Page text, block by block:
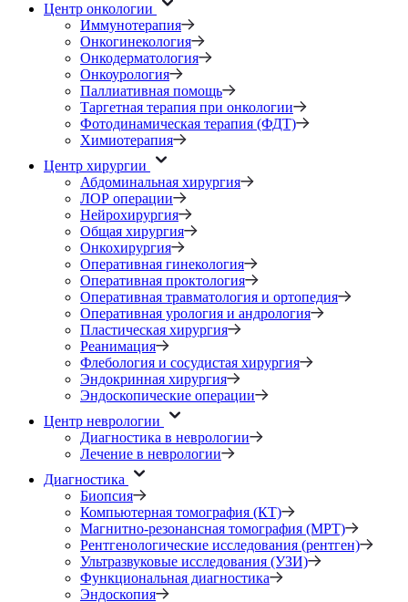
Центр онкологии
Иммунотерапия
Онкогинекология
Онкодерматология
Онкоурология
Паллиативная помощь
Таргетная терапия при онкологии
Фотодинамическая терапия (ФДТ)
Химиотерапия
Центр хирургии
Абдоминальная хирургия
ЛОР операции
Нейрохирургия
Общая хирургия
Онкохирургия
Оперативная гинекология
Оперативная проктология
Оперативная травматология и ортопедия
Оперативная урология и андрология
Пластическая хирургия
Реанимация
Флебология и сосудистая хирургия
Эндокринная хирургия
Эндоскопические операции
Центр неврологии
Диагностика в неврологии
Лечение в неврологии
Диагностика
Биопсия
Компьютерная томография (КТ)
Магнитно-резонансная томография (МРТ)
Рентгенологические исследования (рентген)
Ультразвуковые исследования (УЗИ)
Функциональная диагностика
Эндоскопия